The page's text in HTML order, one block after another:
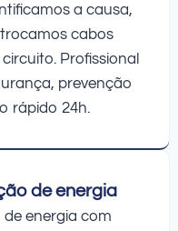
a causa,
cabos
Profissional
prevenção
rápido 24h.
de energia
energia com